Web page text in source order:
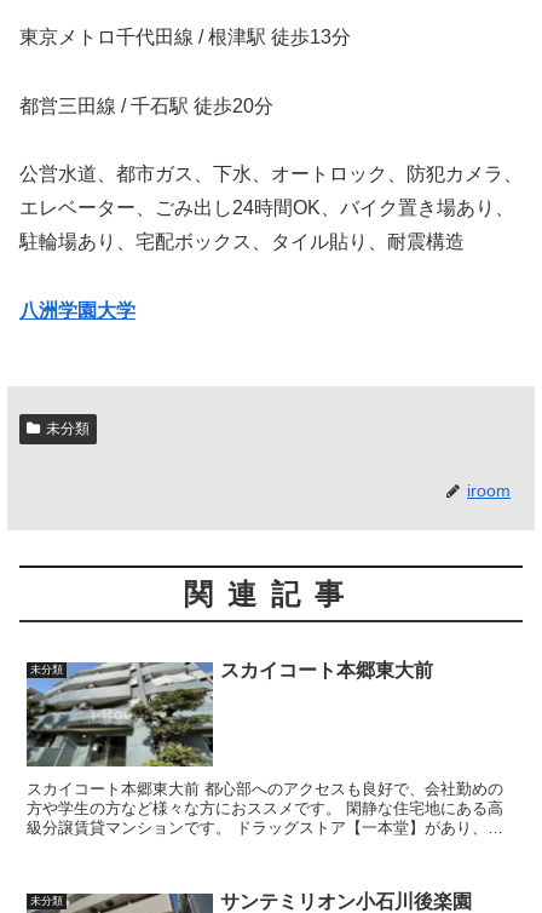
東京メトロ千代田線 / 根津駅 徒歩13分
都営三田線 / 千石駅 徒歩20分
公営水道、都市ガス、下水、オートロック、防犯カメラ、
エレベーター、ごみ出し24時間OK、バイク置き場あり、
駐輪場あり、宅配ボックス、タイル貼り、耐震構造
八洲学園大学
未分類
iroom
関連記事
未分類 スカイコート本郷東大前
スカイコート本郷東大前 都心部へのアクセスも良好で、会社勤めの
方や学生の方など様々な方におススメです。 閑静な住宅地にある高
級分譲賃貸マンションです。 ドラッグストア【一本堂】があり、お
未分類 サンテミリオン小石川後楽園